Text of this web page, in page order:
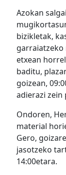
Azokan
bizikletak,
etxean
baditu,
goizean,
adierazi
Ondoren,
material
Gero,
jasotzeko
14:00etara.